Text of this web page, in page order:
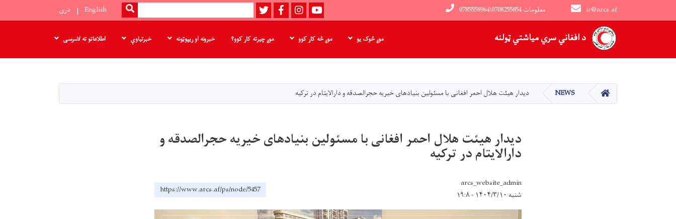
دانګل
د افغاني سري میاشتي ټولنه
ir@arcs.af 0785558964\0708255854 معلومات Youtube
instagram
Facebook
Twitter
لټون SEARCH
English دری
Main navigation
موږ څوک یو موږ څه کار کوو موږ چیرته کار کوو؟ خبرونه او ریپوټونه خبرتیاوې اطلاعاتو ته لاسرسی
کور NEWS دیدار هیئت هلال احمر افغانی با مسئولین بنیادهای خیریه حجرالصدقه و دارالایتام در ترکیه
دیدار هیئت هلال احمر افغانی با مسئولین بنیادهای خیریه حجرالصدقه و
دارالایتام در ترکیه
arcs_website_admin
شنبه ۱۴۰۴/۳/۱۰ - ۱۹:۸
https://www.arcs.af/ps/node/5457